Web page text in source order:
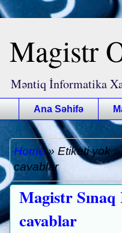
Magistr
Məntiq İnformatika
Ana Səhifə
Home» Etiketi yok
cavablar
Magistr
cavablar